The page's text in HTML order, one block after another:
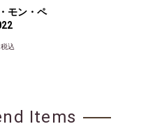
モン・ペ
税込
Items